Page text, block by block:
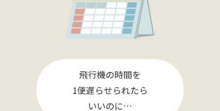
飛行機の時間を
1便遅らせられたら
いいのに…